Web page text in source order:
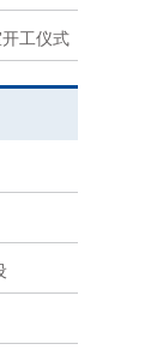
工仪式